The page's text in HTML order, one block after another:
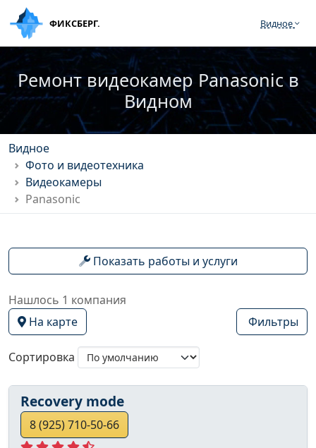
ФИКСБЕРГ. Видное
Ремонт видеокамер Panasonic в
Видном
Видное
Фото и видеотехника
Видеокамеры
Panasonic
Показать работы и услуги
Нашлось 1 компания
На карте
Фильтры
Сортировка
Recovery mode
8 (925) 710-50-66